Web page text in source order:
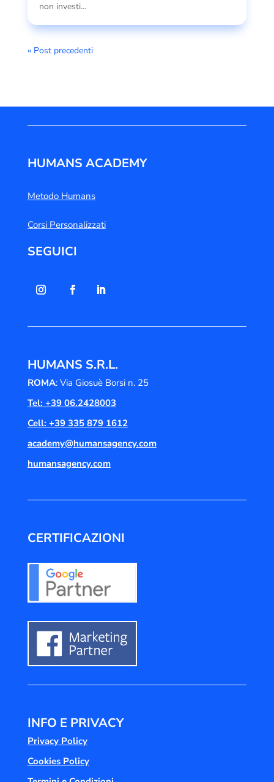
non investi...
« Post precedenti
HUMANS ACADEMY
Metodo Humans
Corsi Personalizzati
SEGUICI
HUMANS S.R.L.
ROMA: Via Giosuè Borsi n. 25
Tel: +39 06.2428003
Cell: +39 335 879 1612
academy@humansagency.com
humansagency.com
CERTIFICAZIONI
INFO E PRIVACY
Privacy Policy
Cookies Policy